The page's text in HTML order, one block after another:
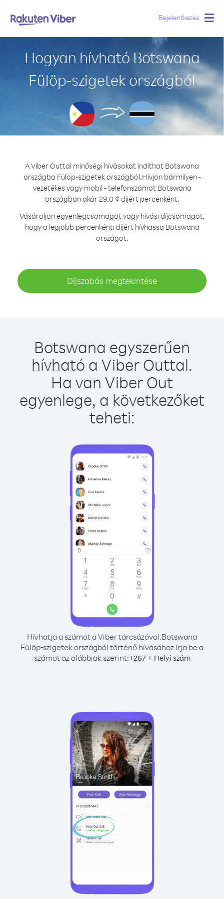
Bejelentkezés
Hogyan hívható Botswana
Fülöp-szigetek országból
A Viber Outtal minőségi hívásokat indíthat Botswana
országba Fülöp-szigetek országból.Hívjon bármilyen -
vezetékes vagy mobil - telefonszámot Botswana
országban akár 29.0 ¢ díjért percenként.
Vásároljon egyenlegcsomagot vagy hívási díjcsomagot,
hogy a legjobb percenkénti díjért hívhassa Botswana
országot.
Díjszabás megtekintése
Botswana egyszerűen
hívható a Viber Outtal.
Ha van Viber Out
egyenlege, a következőket
teheti:
Hívhatja a számot a Viber tárcsázóval.Botswana
Fülöp-szigetek országból történő hívásához írja be a
számot az alábbiak szerint:+267+ Helyi szám